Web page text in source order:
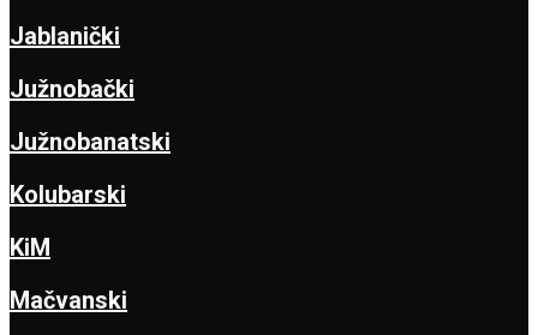
Jablanički
Južnobački
Južnobanatski
Kolubarski
KiM
Mačvanski